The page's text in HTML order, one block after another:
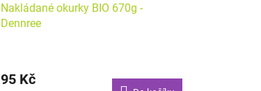
Nakládané okurky BIO 670g -
Dennree
95 Kč